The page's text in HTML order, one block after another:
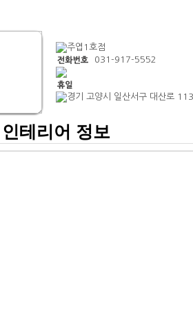
주엽1호점
031-917-5552
경기 고양시 일산서구 대산로 113
테리어 정보